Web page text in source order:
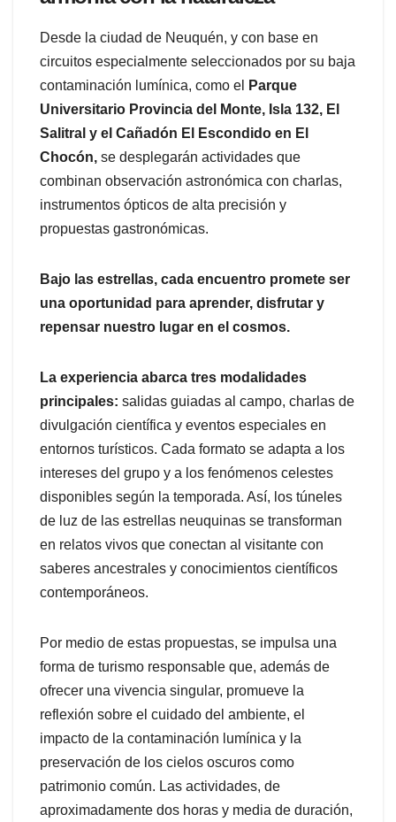
Desde la ciudad de Neuquén, y con base en
circuitos especialmente seleccionados por su baja
contaminación lumínica, como el
Parque
Universitario Provincia del Monte, Isla 132, El
Salitral y el Cañadón El Escondido en El
Chocón, se desplegarán actividades que
combinan observación astronómica con charlas,
instrumentos ópticos de alta precisión y
propuestas gastronómicas.
Bajo las estrellas, cada encuentro promete ser
una oportunidad para aprender, disfrutar y
repensar nuestro lugar en el cosmos.
La experiencia abarca tres modalidades
principales: salidas guiadas al campo, charlas de
divulgación científica y eventos especiales en
entornos turísticos. Cada formato se adapta a los
intereses del grupo y a los fenómenos celestes
disponibles según la temporada. Así, los túneles
de luz de las estrellas neuquinas se transforman
en relatos vivos que conectan al visitante con
saberes ancestrales y conocimientos científicos
contemporáneos.
Por medio de estas propuestas, se impulsa una
forma de turismo responsable que, además de
ofrecer una vivencia singular, promueve la
reflexión sobre el cuidado del ambiente, el
impacto de la contaminación lumínica y la
preservación de los cielos oscuros como
patrimonio común. Las actividades, de
aproximadamente dos horas y media de duración,